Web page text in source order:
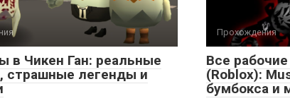
в Чикен Ган: реальные
страшные легенды и
Прохождения
Все
(Roblox):
бумбокса и